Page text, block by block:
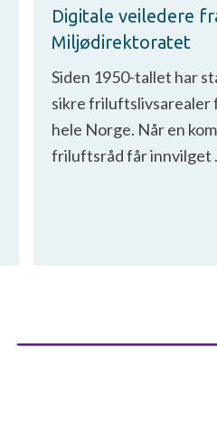
Digitale veiledere
Miljødirektoratet
Siden 1950-tallet har
sikre friluftslivsarealer
hele Norge. Når en
friluftsråd får innvilget